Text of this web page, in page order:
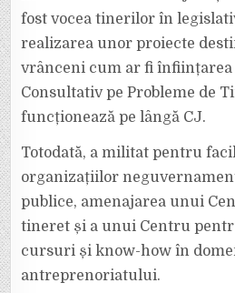
fost vocea tinerilor în
realizarea unor proiecte
vrânceni cum ar fi
Consultativ pe Probleme de
funcționează pe lângă CJ.
Totodată, a militat pentru
organizațiilor
publice, amenajarea unui
tineret și a unui Centru
cursuri și know-how în
antreprenoriatului.